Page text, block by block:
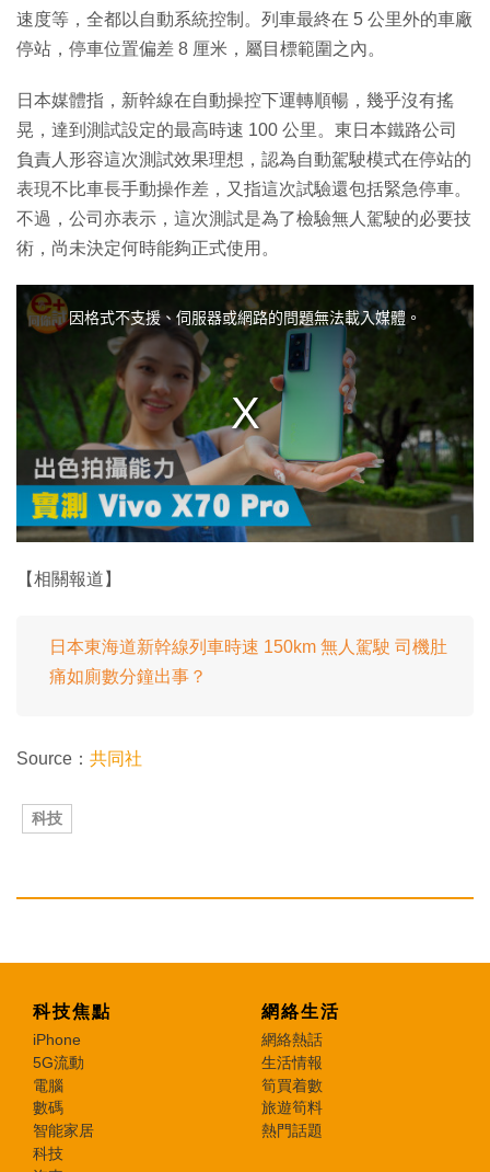
速度等，全都以自動系統控制。列車最終在 5 公里外的車廠
停站，停車位置偏差 8 厘米，屬目標範圍之內。
日本媒體指，新幹線在自動操控下運轉順暢，幾乎沒有搖
晃，達到測試設定的最高時速 100 公里。東日本鐵路公司
負責人形容這次測試效果理想，認為自動駕駛模式在停站的
表現不比車長手動操作差，又指這次試驗還包括緊急停車。
不過，公司亦表示，這次測試是為了檢驗無人駕駛的必要技
術，尚未決定何時能夠正式使用。
w
.
因格式不支援、伺服器或網路的問題無法載入媒體。
【相關報道】
日本東海道​​新幹線列車時速 150km 無人駕駛 司機肚
痛如廁數分鐘出事？
Source： 共同社
科技
科技焦點
iPhone
5G流動
電腦
數碼
智能家居
科技
網絡生活
網絡熱話
生活情報
筍買着數
旅遊筍料
熱門話題